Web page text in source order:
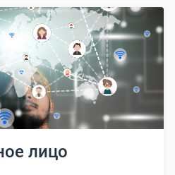
лицо